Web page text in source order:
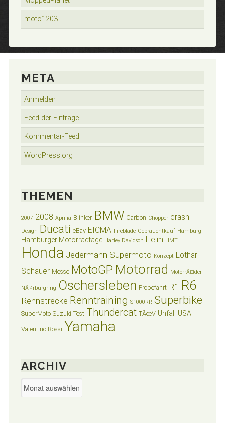
moto1203
META
Anmelden
Feed der Einträge
Kommentar-Feed
WordPress.org
THEMEN
2007 2008 Aprilia Blinker BMW Carbon Chopper crash
Design Ducati eBay EICMA Fireblade Gebrauchtkauf Hamburg
Hamburger Motorradtage Harley Davidson Helm HMT
Honda Jedermann Supermoto Konzept Lothar
Schauer Messe MotoGP Motorrad MotorrÃ¤der
NÃ¼rburgring Oschersleben Probefahrt R1 R6
Rennstrecke Renntraining S1000RR Superbike
SuperMoto Suzuki Test Thundercat TÃœV Unfall USA
Valentino Rossi Yamaha
ARCHIV
Archiv